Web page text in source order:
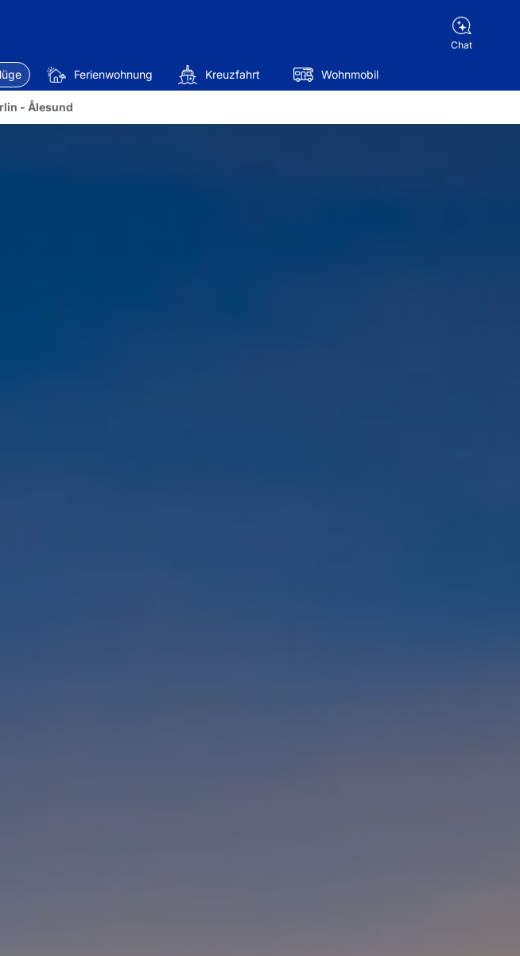
Chat
Ferienwohnung Kreuzfahrt Wohnmobil
- Ålesund